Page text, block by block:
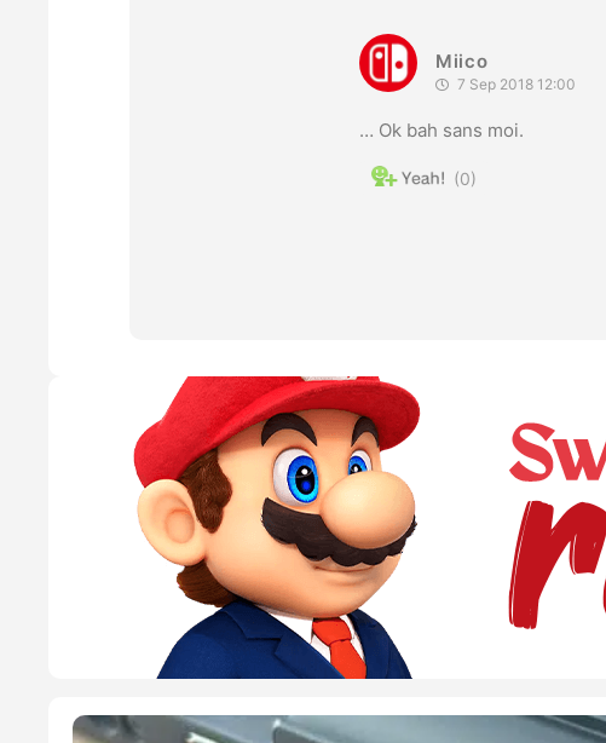
Miico
7 Sep 2018 12:00
… Ok bah sans moi.
0